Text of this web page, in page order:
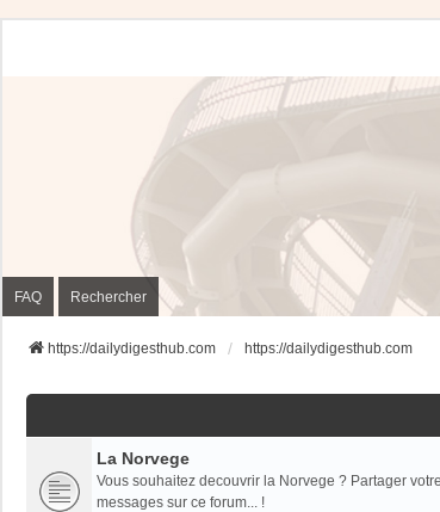
FAQ Rechercher
https://dailydigesthub.com https://dailydigesthub.com
La Norvege
Vous souhaitez decouvrir la Norvege ? Partager
messages sur ce forum... !